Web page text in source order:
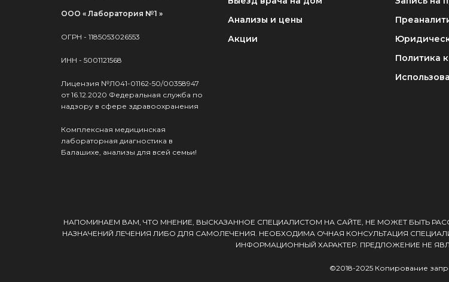
ООО « Лаборатория №1 »
ОГРН - 1185053026553
ИНН - 5001121568
Лицензия №Л041-01162-50/00358947
от 16.12.2020 Федеральная служба по
надзору в сфере здравоохранения
Комплексная медицинская
лабораторная диагностика в
Балашихе, анализы для всей семьи!
Анализы и цены
Акции
Политика
НАПОМИНАЕМ ВАМ, ЧТО МНЕНИЕ, ВЫСКАЗАННОЕ СПЕЦИАЛИСТОМ НА САЙТЕ, НЕ МОЖЕТ БЫТЬ
НАЗНАЧЕНИЙ ЛЕЧЕНИЯ ЛИБО ДЛЯ САМОЛЕЧЕНИЯ. НЕОБХОДИМА ОЧНАЯ КОНСУЛЬТАЦИЯ
ИНФОРМАЦИОННЫЙ ХАРАКТЕР. ПРЕДЛОЖЕНИЕ НЕ
©2018-2025 Копирование